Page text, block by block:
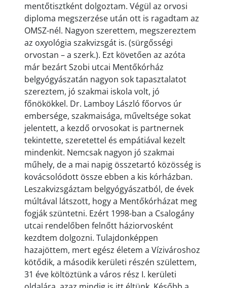
mentőtisztként dolgoztam. Végül az orvosi
diploma megszerzése után ott is ragadtam az
OMSZ-nél. Nagyon szerettem, megszereztem
az oxyológia szakvizsgát is. (sürgősségi
orvostan – a szerk.). Ezt követően az azóta
már bezárt Szobi utcai Mentőkórház
belgyógyászatán nagyon sok tapasztalatot
szereztem, jó szakmai iskola volt, jó
főnökökkel. Dr. Lamboy László főorvos úr
embersége, szakmaisága, műveltsége sokat
jelentett, a kezdő orvosokat is partnernek
tekintette, szeretettel és empátiával kezelt
mindenkit. Nemcsak nagyon jó szakmai
műhely, de a mai napig összetartó közösség is
kovácsolódott össze ebben a kis kórházban.
Leszakvizsgáztam belgyógyászatból, de évek
múltával látszott, hogy a Mentőkórházat meg
fogják szüntetni. Ezért 1998-ban a Csalogány
utcai rendelőben felnőtt háziorvosként
kezdtem dolgozni. Tulajdonképpen
hazajöttem, mert egész életem a Vízivároshoz
kötődik, a második kerületi részén születtem,
31 éve költöztünk a város rész I. kerületi